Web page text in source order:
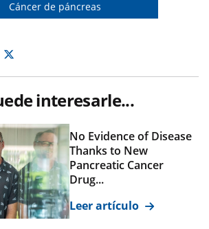
Cáncer de páncreas
Twitter
interesarle...
No Evidence of Disease
Thanks to New
Pancreatic Cancer
Drug...
Leer artículo